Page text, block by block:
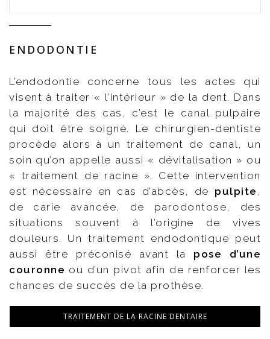
ENDODONTIE
L’endodontie concerne tous les actes qui
visent à traiter « l’intérieur » de la dent. Dans
la majorité des cas, c’est le canal pulpaire
qui doit être soigné. Le chirurgien-dentiste
procède alors à un traitement de canal, un
soin qu’on appelle aussi « dévitalisation » ou
« traitement de racine ». Cette intervention
est nécessaire en cas d’abcès, de pulpite ,
de carie avancée, de parodontose, des
situations souvent à l’origine de vives
douleurs. Un traitement endodontique peut
aussi être préconisé avant la pose d’une
couronne ou d’un pivot afin de renforcer les
chances de succès de la prothèse.
TRAITEMENT DE LA RACINE DENTAIRE